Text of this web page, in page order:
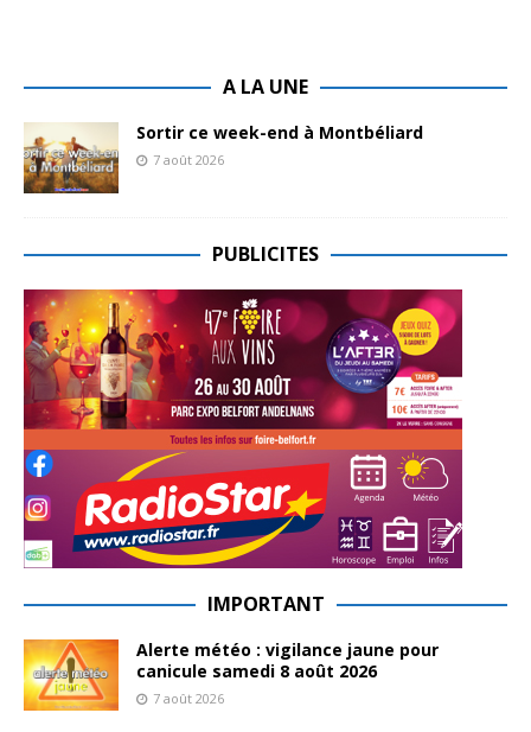
A LA UNE
Sortir ce week-end à Montbéliard
7 août 2026
PUBLICITES
IMPORTANT
Alerte météo : vigilance jaune pour
canicule samedi 8 août 2026
7 août 2026